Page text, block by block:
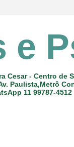
e
Cesar - Centro
Paulista,Metrô
11 99787-4512